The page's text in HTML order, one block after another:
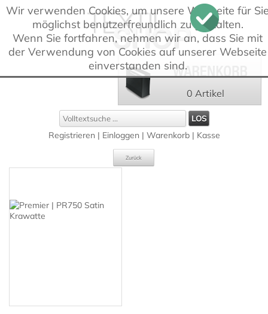
Wir verwenden Cookies, um unsere Webseite für
möglichst benutzerfreundlich zu gestalten.
Wenn Sie fortfahren, nehmen wir an, dass Sie mit
der Verwendung von Cookies auf unserer Webseite
einverstanden sind.
Registrieren | Einloggen | Warenkorb| Kasse
0 Artikel
Zurück